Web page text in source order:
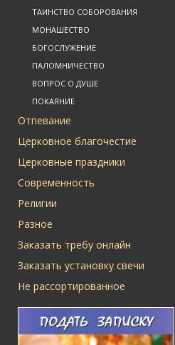
ТАИНСТВО СОБОРОВАНИЯ
МОНАШЕСТВО
БОГОСЛУЖЕНИЕ
ПАЛОМНИЧЕСТВО
ВОПРОС О ДУШЕ
ПОКАЯНИЕ
Отпевание
Церковное благочестие
Церковные праздники
Современность
Религии
Разное
Заказать требу онлайн
Заказать установку свечи
Не рассортированное